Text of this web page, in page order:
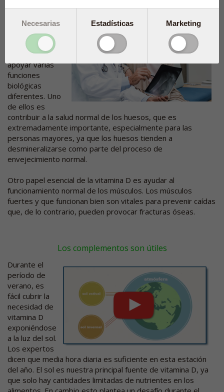
desempeña un
papel profundo
en la salud
humana al
apoyar varias
funciones
biológicas
diferentes. Uno
de ellos es
contribuir a la salud normal de los huesos, que es
extremadamente importante, especialmente para las
personas mayores, ya que los huesos tienden a
desmineralizarse como parte del proceso de
envejecimiento normal.
Otro papel esencial de la vitamina D es ayudar al
funcionamiento normal de los músculos. Los músculos
fuertes y que funcionan bien son vitales para prevenir caídas
que, de lo contrario, pueden provocar fracturas óseas.
Los complementos son útiles
Durante el
período de
verano, es
fácil cubrir la
necesidad de
vitamina D
exponiéndose
a la luz del sol.
Los expertos
dicen que media hora diaria es suficiente en esta estación
del año. El sol es nuestra principal fuente de vitamina D, ya
que solo hay cantidades limitadas de nutrientes en los
Necesarias Estadísticas Marketing